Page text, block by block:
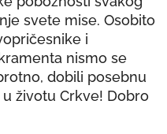
svete mise. Osobito
i
nismo se
dobili posebnu
životu Crkve! Dobro